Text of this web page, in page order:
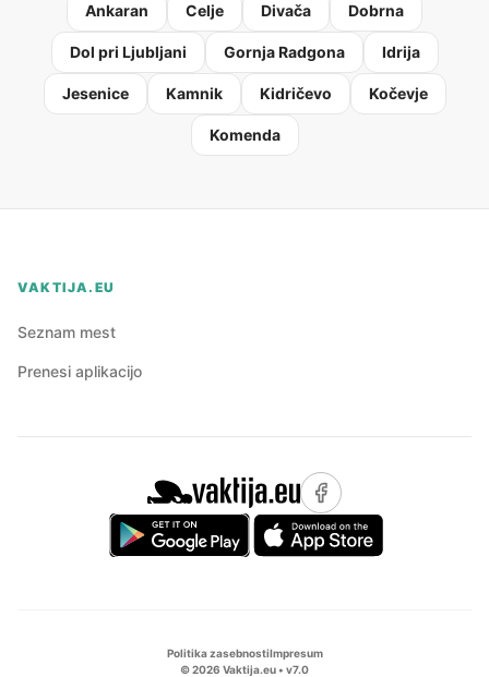
Ankaran Celje Divača Dobrna
Dol pri Ljubljani Gornja Radgona Idrija
Jesenice Kamnik Kidričevo Kočevje
Komenda
VAKTIJA.EU
Seznam mest
Prenesi aplikacijo
Politika zasebnostiImpresum
©2026 Vaktija.eu • v7.0